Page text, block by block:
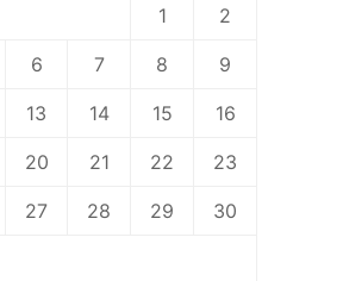
1 2
6 7 8 9
13 14 15 16
20 21 22 23
27 28 29 30